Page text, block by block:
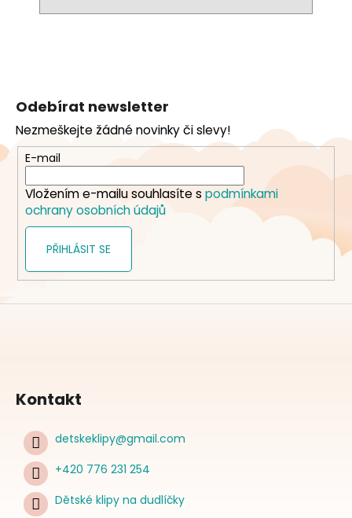
a
t
Odebírat newsletter
Nezmeškejte žádné novinky či slevy!
E-mail
Vložením e-mailu souhlasíte s podmínkami
ochrany osobních údajů
PŘIHLÁSIT SE
Kontakt
detskeklipy@gmail.com
+420 776 231 254
Dětské klipy na dudlíčky